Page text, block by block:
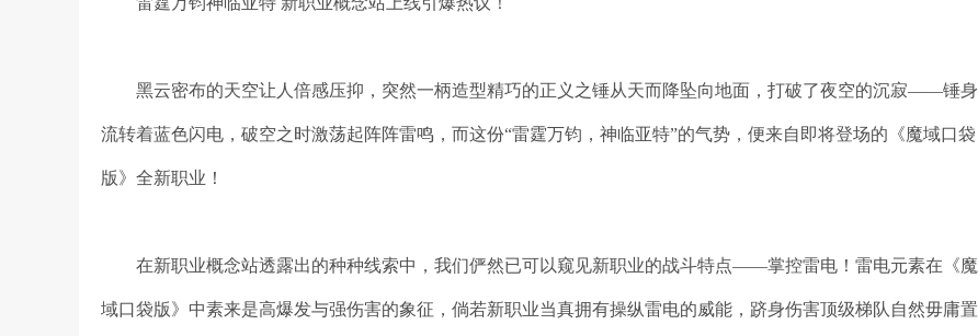
黑云密布的天空让人倍感压抑，突然一柄造型精巧的正义之锤从天而降坠向地面，打破了夜空的沉寂——锤身
流转着蓝色闪电，破空之时激荡起阵阵雷鸣，而这份“雷霆万钧，神临亚特”的气势，便来自即将登场的《魔域口袋
版》全新职业！
在新职业概念站透露出的种种线索中，我们俨然已可以窥见新职业的战斗特点——掌控雷电！雷电元素在《魔
域口袋版》中素来是高爆发与强伤害的象征，倘若新职业当真拥有操纵雷电的威能，跻身伤害顶级梯队自然毋庸置